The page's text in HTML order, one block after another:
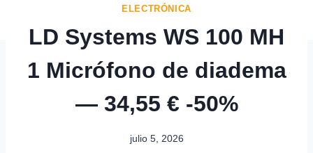
ELECTRÓNICA
LD Systems WS 100 MH
1 Micrófono de diadema
— 34,55 € -50%
julio 5, 2026